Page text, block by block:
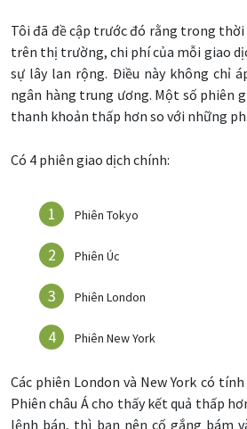
Tôi đã đề cập trước đó rằng trong
trên thị trường, chi phí của mỗi giao
sự lây lan rộng. Điều này không chỉ
ngân hàng trung ương. Một số phiên
thanh khoản thấp hơn so với những
Có 4 phiên giao dịch chính:
Phiên Tokyo
Phiên Úc
Phiên London
Phiên New York
Các phiên London và New York có
Phiên châu Á cho thấy kết quả thấp
lệnh bán, thì bạn nên cố gắng bám